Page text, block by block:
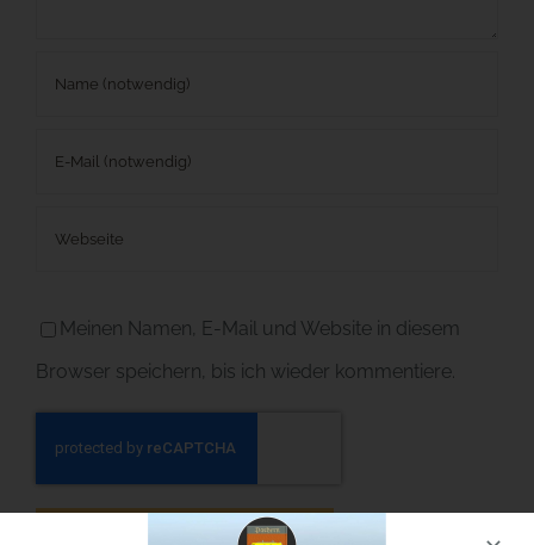
Meinen Namen, E-Mail und Website in diesem
Browser speichern, bis ich wieder kommentiere.